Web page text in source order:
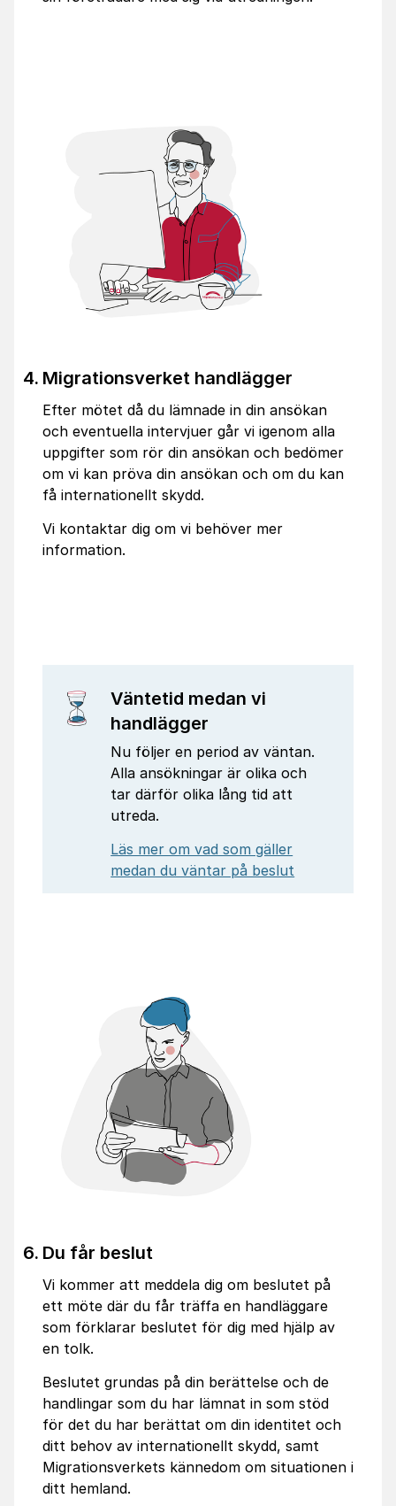
Migrationsverket handlägger
Efter mötet då du lämnade in din ansökan
och eventuella intervjuer går vi igenom alla
uppgifter som rör din ansökan och bedömer
om vi kan pröva din ansökan och om du kan
få internationellt skydd.
Vi kontaktar dig om vi behöver mer
information.
Väntetid medan vi
handlägger
Nu följer en period av väntan.
Alla ansökningar är olika och
tar därför olika lång tid att
utreda.
Läs mer om vad som gäller
medan du väntar på beslut
Du får beslut
Vi kommer att meddela dig om beslutet på
ett möte där du får träffa en handläggare
som förklarar beslutet för dig med hjälp av
en tolk.
Beslutet grundas på din berättelse och de
handlingar som du har lämnat in som stöd
för det du har berättat om din identitet och
ditt behov av internationellt skydd, samt
Migrationsverkets kännedom om situationen i
ditt hemland.